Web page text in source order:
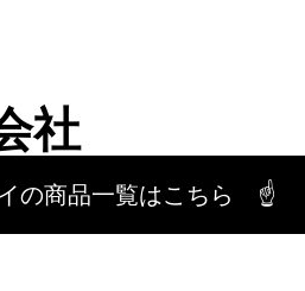
社
の商品一覧はこちら ☝